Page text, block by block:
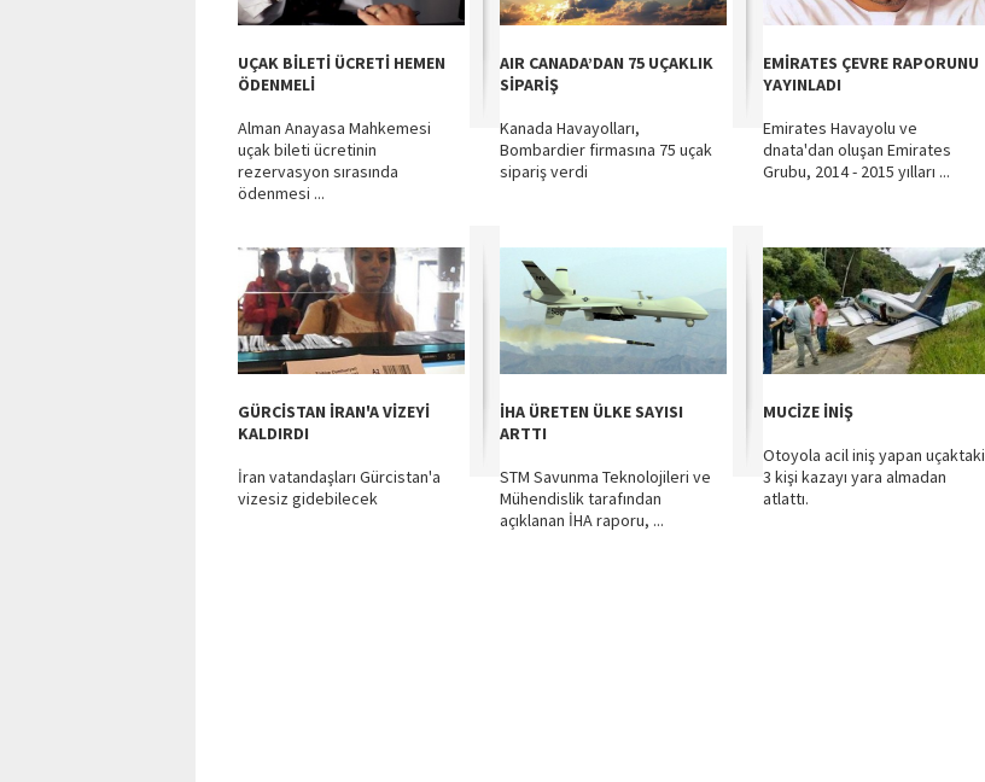
UÇAK BİLETİ ÜCRETİ HEMEN
ÖDENMELİ
Alman Anayasa Mahkemesi
uçak bileti ücretinin
rezervasyon sırasında
ödenmesi ...
AIR CANADA’DAN 75 UÇAKLIK
SİPARİŞ
Kanada Havayolları,
Bombardier firmasına 75 uçak
sipariş verdi
EMİRATES ÇEVRE RAPORUNU
YAYINLADI
Emirates Havayolu ve
dnata'dan oluşan Emirates
Grubu, 2014 - 2015 yılları ...
GÜRCİSTAN İRAN'A VİZEYİ
KALDIRDI
İran vatandaşları Gürcistan'a
vizesiz gidebilecek
İHA ÜRETEN ÜLKE SAYISI
ARTTI
STM Savunma Teknolojileri ve
Mühendislik tarafından
açıklanan İHA raporu, ...
MUCİZE İNİŞ
Otoyola acil iniş yapan uçaktaki
3 kişi kazayı yara almadan
atlattı.